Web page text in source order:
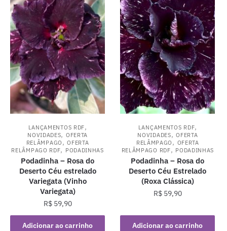
LANÇAMENTOS RDF,
NOVIDADES, OFERTA
RELÂMPAGO ,OFERTA
RELÂMPAGO RDF, PODADINHAS
Podadinha – Rosa do
Deserto Céu estrelado
Variegata (Vinho
Variegata)
R$59,90
Adicionar ao carrinho
LANÇAMENTOS RDF,
NOVIDADES,OFERTA
RELÂMPAGO , OFERTA
RELÂMPAGO RDF, PODADINHAS
Podadinha – Rosa do
Deserto Céu Estrelado
(Roxa Clássica)
R$59,90
Adicionar ao carrinho